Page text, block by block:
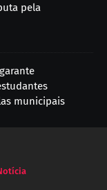
pela
municipais